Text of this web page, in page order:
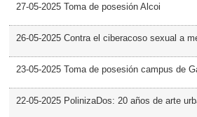
27-05-2025 Toma de posesión Alcoi
26-05-2025 Contra el ciberacoso sexual a
23-05-2025 Toma de posesión campus de
22-05-2025 PolinizaDos: 20 años de arte